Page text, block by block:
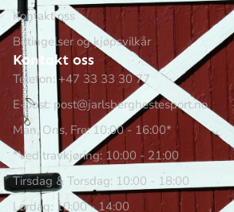
Kontakt oss
Betingelser og kjøpsvilkår
Kontakt oss
Telefon: +47 33 33 30 77
E-post: post@jarlsberghestesport.no
Man, Ons, Fre: 10:00 - 16:00*
*Ved travkjøring: 10:00 - 21:00
Tirsdag & Torsdag: 10:00 - 18:00
Lørdag: 10:00 - 14:00